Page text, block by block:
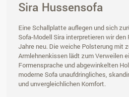
Sira Hussensofa
Eine Schallplatte auflegen und sich
Sofa-Modell Sira interpretieren wir den
Jahre neu. Die weiche Polsterung mit
Armlehnenkissen lädt zum Verweilen
Formensprache und abgewinkelten
moderne Sofa unaufdringliches,
und unvergleichlichen Komfort.